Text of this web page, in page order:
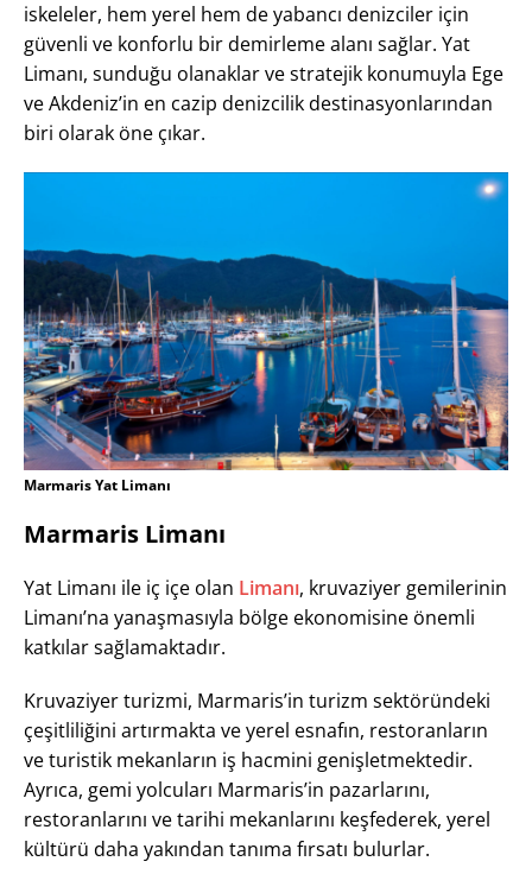
iskeleler, hem yerel hem de yabancı denizciler için
güvenli ve konforlu bir demirleme alanı sağlar. Yat
Limanı, sunduğu olanaklar ve stratejik konumuyla Ege
ve Akdeniz’in en cazip denizcilik destinasyonlarından
biri olarak öne çıkar.
Marmaris Yat Limanı
Marmaris Limanı
Yat Limanı ile iç içe olan Limanı, kruvaziyer gemilerinin
Limanı’na yanaşmasıyla bölge ekonomisine önemli
katkılar sağlamaktadır.
Kruvaziyer turizmi, Marmaris’in turizm sektöründeki
çeşitliliğini artırmakta ve yerel esnafın, restoranların
ve turistik mekanların iş hacmini genişletmektedir.
Ayrıca, gemi yolcuları Marmaris’in pazarlarını,
restoranlarını ve tarihi mekanlarını keşfederek, yerel
kültürü daha yakından tanıma fırsatı bulurlar.